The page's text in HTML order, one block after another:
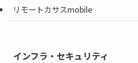
リモートカサスmobile
インフラ・セキュリティ